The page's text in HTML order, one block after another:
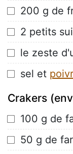
 200 g de
 2 petits
 le zeste
 sel et
Crakers
 100 g de
 50 g de